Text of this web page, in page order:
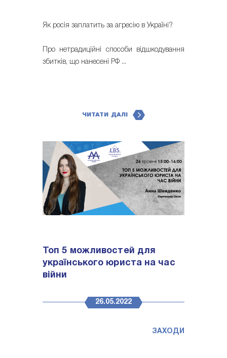
Як росія заплатить за агресію в Україні?
Про нетрадиційні способи відшкодування
збитків, що нанесені РФ ...
ЧИТАТИ ДАЛІ
Топ 5 можливостей для
українського юриста на час
вiйни
26.05.2022
ЗАХОДИ